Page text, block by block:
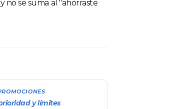
no se suma al "ahorraste
y límites